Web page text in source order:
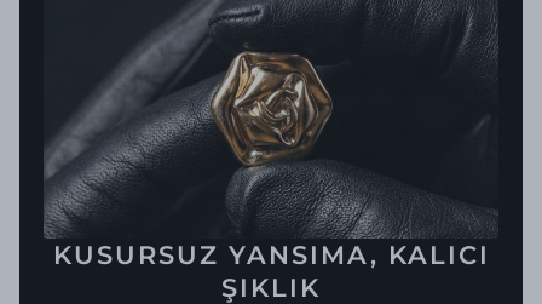
KUSURSUZ YANSIMA, KALICI
ŞIKLIK